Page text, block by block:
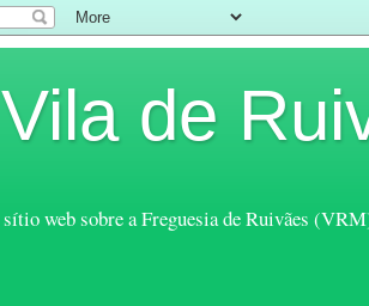
Vila de
sítio web sobre a Freguesia de Ruivães